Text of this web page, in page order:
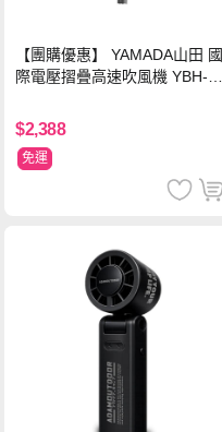
【團購優惠】 YAMADA山田 國
際電壓摺疊高速吹風機 YBH-12
$2,388
免運